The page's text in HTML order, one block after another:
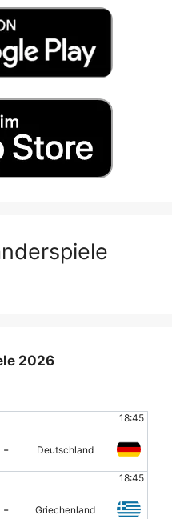
2026
18:45
- Deutschland
18:45
- Griechenland